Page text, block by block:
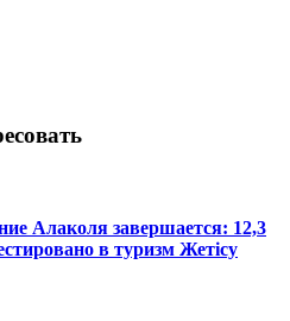
Алаколя завершается: 12,3
в туризм Жетісу